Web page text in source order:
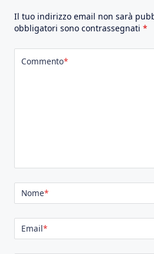
Il tuo indirizzo email non sarà
obbligatori sono contrassegnati *
Commento*
Nome*
Email*